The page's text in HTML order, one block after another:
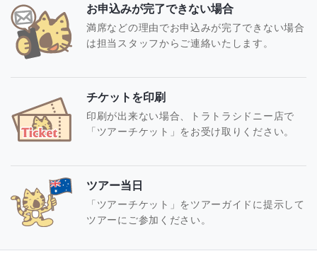
お申込みが完了できない場合
満席などの理由でお申込みが完了できない場合
は担当スタッフからご連絡いたします。
チケットを印刷
印刷が出来ない場合、トラトラシドニー店で
「ツアーチケット」をお受け取りください。
ツアー当日
「ツアーチケット」をツアーガイドに提示して
ツアーにご参加ください。